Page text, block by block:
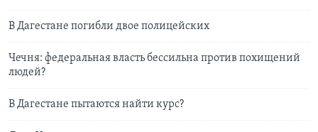
В Дагестане погибли двое полицейских
Чечня: федеральная власть бессильна против похищений
людей?
В Дагестане пытаются найти курс?